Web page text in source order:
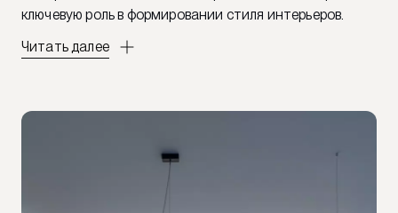
ключевую роль в формировании стиля интерьеров.
Читать далее